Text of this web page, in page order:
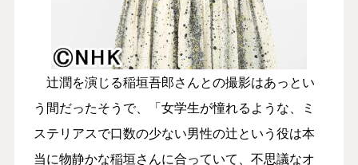
辻潤を演じる稲垣吾郎さんとの撮影はあっとい
う間だったそうで、「女学生が憧れるような、ミ
ステリアスで口数の少ない男性の辻という役は本
当に物静かな稲垣さんに合っていて、不思議なオ